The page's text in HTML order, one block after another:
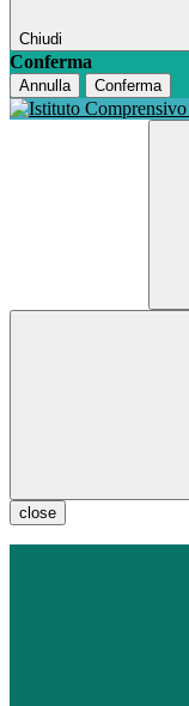
Chiudi
Conferma
Annulla Conferma
close